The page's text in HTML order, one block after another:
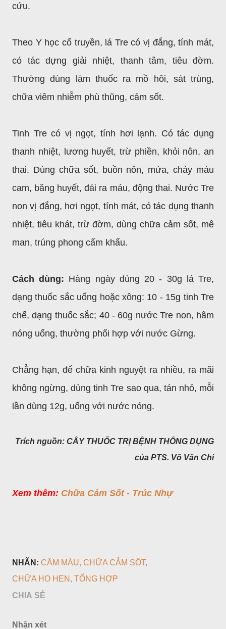
cứu.
Theo Y học cổ truyền, lá Tre có vị đắng, tính mát,
có tác dựng giải nhiệt, thanh tâm, tiêu đờm.
Thường dùng làm thuốc ra mồ hôi, sát trùng,
chữa viêm nhiễm phù thũng, cảm sốt.
Tinh Tre có vị ngọt, tính hơi lạnh. Có tác dụng
thanh nhiệt, lương huyết, trừ phiền, khỏi nôn, an
thai. Dùng chữa sốt, buồn nôn, mửa, chảy máu
cam, băng huyết, đái ra máu, động thai. Nước Tre
non vị đắng, hơi ngọt, tính mát, có tác dụng thanh
nhiệt, tiêu khát, trừ đờm, dùng chữa cảm sốt, mê
man, trúng phong cấm khẩu.
Cách dùng: Hàng ngày dùng 20 - 30g lá Tre,
dạng thuốc sắc uống hoặc xông: 10 - 15g tinh Tre
chế, dạng thuốc sắc; 40 - 60g nước Tre non, hâm
nóng uống, thường phối hợp với nước Gừng.
Chẳng hạn, để chữa kinh nguyệt ra nhiều, ra mãi
không ngừng, dùng tinh Tre sao qua, tán nhỏ, mỗi
lần dùng 12g, uống với nước nóng.
Trích nguồn: CÂY THUỐC TRỊ BỆNH THÔNG DỤNG
của PTS. Võ Văn Chi
Xem thêm: Chữa Cảm Sốt - Trúc Nhự
NHÃN: CẦM MÁU CHỮA CẢM SỐT
CHỮA HO HEN
TỔNG HỢP
CHIA SẺ
Nhận xét